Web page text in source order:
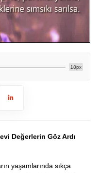
18px
Değerlerin Göz Ardı
yaşamlarında sıkça